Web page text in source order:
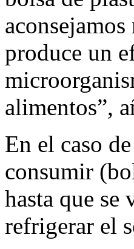
produce un
alimentos”,
En el caso
consumir
hasta que se
refrigerar el